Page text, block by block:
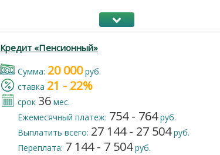
Кредит «Пенсионный»
Cумма: 20 000руб.
cтавка 21 - 22%
срок 36 мес.
Ежемесячный платеж: 754 - 764руб.
Выплатить всего: 27 144 - 27 504руб.
Переплата: 7 144 - 7 504руб.